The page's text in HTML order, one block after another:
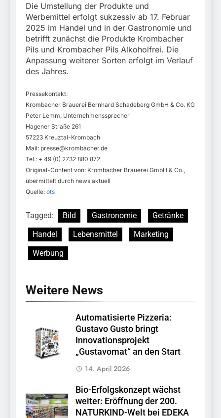
Die Umstellung der Produkte und
Werbemittel erfolgt sukzessiv ab 17. Februar
2025 im Handel und in der Gastronomie und
betrifft zunächst die Produkte Krombacher
Pils und Krombacher Pils Alkoholfrei. Die
Anpassung weiterer Sorten erfolgt im Verlauf
des Jahres.
Pressekontakt:
Krombacher Brauerei Bernhard Schadeberg GmbH & Co. KG
Peter Lemm, Unternehmenssprecher
Hagener Straße 261
57223 Kreuztal-Krombach
Mail: presse@krombacher.de
Tel.: + 49 (0) 2732 880 872
Original-Content von: Krombacher Brauerei GmbH & Co.,
übermittelt durch news aktuell
Quelle: ots
Tagged: Bild Gastronomie
Getränke
Handel
Lebensmittel
Marketing
Werbung
Weitere News
Automatisierte Pizzeria:
Gustavo Gusto bringt
Innovationsprojekt
„Gustavomat“ an den Start
14. April 2026
Bio-Erfolgskonzept wächst
weiter: Eröffnung der 200.
NATURKIND-Welt bei EDEKA